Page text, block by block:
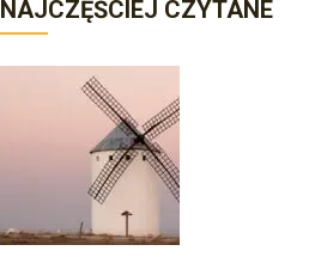
NAJCZĘŚCIEJ CZYTANE